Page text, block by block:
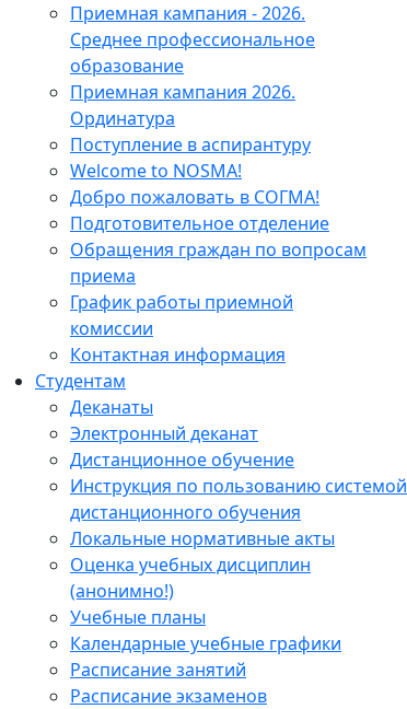
Приемная кампания - 2026.
Среднее профессиональное
образование
Приемная кампания 2026.
Ординатура
Поступление в аспирантуру
Welcome to NOSMA!
Добро пожаловать в СОГМА!
Подготовительное отделение
Обращения граждан по вопросам
приема
График работы приемной
комиссии
Контактная информация
Студентам
Деканаты
Электронный деканат
Дистанционное обучение
Инструкция по пользованию системой
дистанционного обучения
Локальные нормативные акты
Оценка учебных дисциплин
(анонимно!)
Учебные планы
Календарные учебные графики
Расписание занятий
Расписание экзаменов